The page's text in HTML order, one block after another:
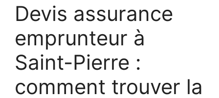
Devis assurance
emprunteur à
Saint-Pierre :
comment trouver la